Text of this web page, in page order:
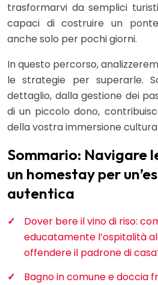
trasformarvi da semplici
capaci di costruire un
anche solo per pochi giorni.
In questo percorso,
le strategie per superarle.
dettaglio, dalla gestione dei
di un piccolo dono,
della vostra immersione
Sommario: Navigare
un homestay per
autentica
Dover bere il vino di riso:
educatamente l’ospitalità
offendere il padrone di
Bagno in comune e doccia